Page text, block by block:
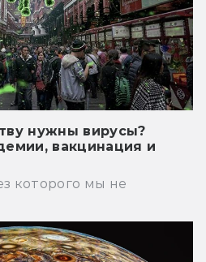
нужны вирусы?
вакцинация и
которого мы не